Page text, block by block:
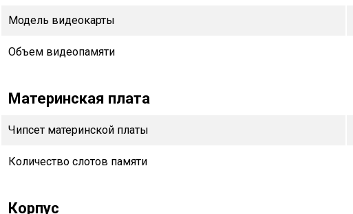
Модель видеокарты
Объем видеопамяти
Материнская плата
Чипсет материнской платы
Количество слотов памяти
Корпус